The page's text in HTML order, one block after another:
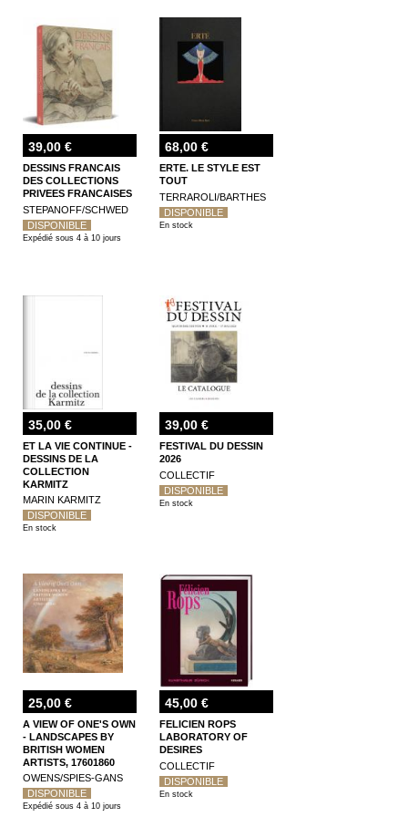
39,00 €
DESSINS FRANCAIS
DES COLLECTIONS
PRIVEES FRANCAISES
STEPANOFF/SCHWED
DISPONIBLE
Expédié sous 4 à 10 jours
68,00 €
ERTE. LE STYLE EST
TOUT
TERRAROLI/BARTHES
DISPONIBLE
En stock
35,00 €
ET LA VIE CONTINUE -
DESSINS DE LA
COLLECTION
KARMITZ
MARIN KARMITZ
DISPONIBLE
En stock
39,00 €
FESTIVAL DU DESSIN
2026
COLLECTIF
DISPONIBLE
En stock
25,00 €
A VIEW OF ONE'S OWN
- LANDSCAPES BY
BRITISH WOMEN
ARTISTS, 17601860
OWENS/SPIES-GANS
DISPONIBLE
Expédié sous 4 à 10 jours
45,00 €
FELICIEN ROPS
LABORATORY OF
DESIRES
COLLECTIF
DISPONIBLE
En stock